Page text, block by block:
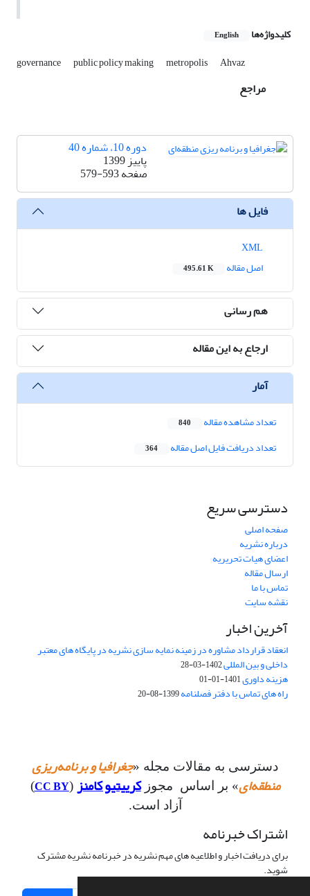
کلیدواژه‌ها English
governance public policy making metropolis Ahvaz
مراجع
دوره 10، شماره 40
پاییز 1399
صفحه579-593
فایل ها
اصل مقاله
495.61 K
هم رسانی
ارجاع به این مقاله
آمار
تعداد مشاهده مقاله 840
تعداد دریافت فایل اصل مقاله 364
دسترسی سریع
صفحه اصلی
درباره نشریه
اعضای هیات تحریریه
ارسال مقاله
تماس با ما
نقشه سایت
آخرین اخبار
انعقاد قرارداد مشاوره در زمینه نمایه سازی نشریه در پایگاه های معتبر
داخلی و بین المللی1402-03-28
هزینه داوری1401-01-01
راه های تماس با دفتر فصلنامه1399-08-20
دسترسی به مقالات مجله «جغرافیا و برنامه‌ریزی
منطقه‌ای» بر اساس مجوزکرییتیو کامنز (
CC BY
)
آزاد است.
اشتراک خبرنامه
برای دریافت اخبار و اطلاعیه های مهم نشریه در خبرنامه نشریه مشترک
شوید.